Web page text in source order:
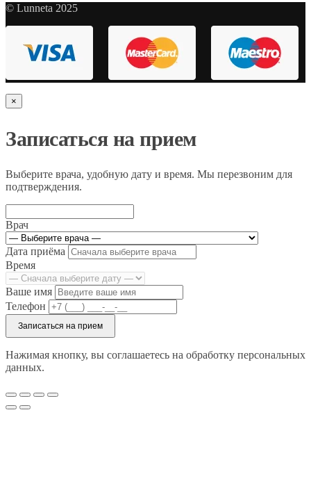
© Lunneta 2025
×
Записаться на прием
Выберите врача, удобную дату и время. Мы перезвоним для
подтверждения.
Врач
Дата приёма
Время
Ваше имя
Телефон
Записаться на прием
Нажимая кнопку, вы соглашаетесь на обработку персональных
данных.